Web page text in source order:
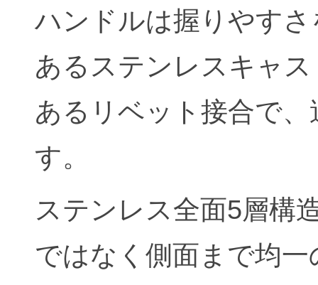
ハンドルは握りやす
あるステンレスキャ
あるリベット接合で
す。
ステンレス全面5層構
ではなく側面まで均